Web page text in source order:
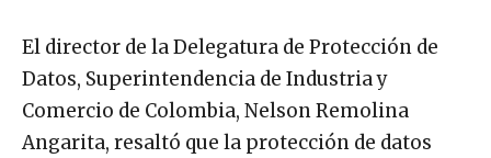
El director de la Delegatura de Protección de
Datos, Superintendencia de Industria y
Comercio de Colombia, Nelson Remolina
Angarita, resaltó que la protección de datos